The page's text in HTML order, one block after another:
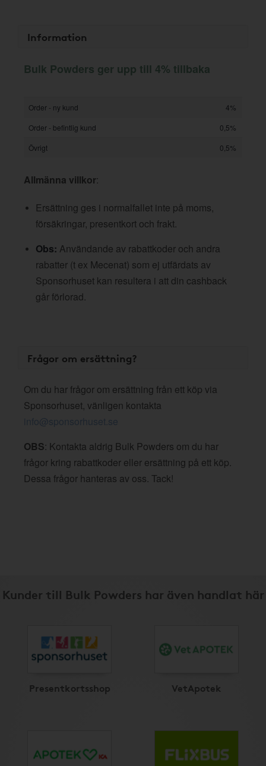
Information
Bulk Powders ger upp till 4% tillbaka
Order - ny kund
4%
Order - befintlig kund
0,5%
Övrigt
0,5%
Allmänna villkor:
Ersättning ges i normalfallet inte på moms,
försäkringar, presentkort och frakt.
Obs: Användande av rabattkoder och andra
rabatter (t ex Mecenat) som ej utfärdats av
Sponsorhuset kan resultera i att din cashback
går förlorad.
Frågor om ersättning?
Om du har frågor om ersättning från ett köp via
Sponsorhuset, vänligen kontakta
info@sponsorhuset.se
OBS: Kontakta aldrig Bulk Powders om du har
frågor kring rabattkoder eller ersättning på ett köp.
Dessa frågor hanteras av oss. Tack!
Kunder till Bulk Powders har även handlat här
Presentkortsshop VetApotek